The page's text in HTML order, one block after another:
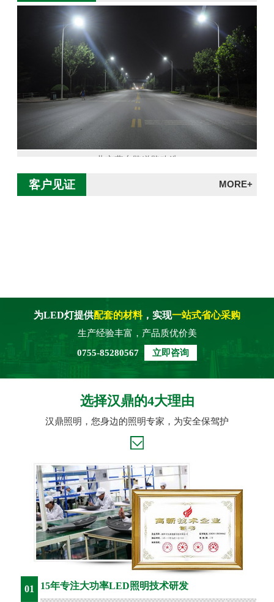
北京燕东路道路改造
客户见证 MORE+
为LED灯提供配套的材料，实现一站式省心采购
生产经验丰富，产品质优价美
0755-85280567
立即咨询
选择汉鼎的4大理由
汉鼎照明，您身边的照明专家，为安全保驾护
01 15年专注大功率LED照明技术研发